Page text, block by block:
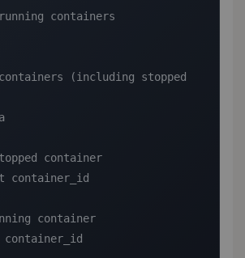
containers
(including stopped
container
container_id
container
container_id